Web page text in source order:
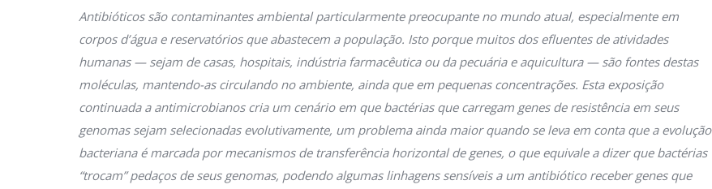
Antibióticos são contaminantes ambiental particularmente preocupante no mundo atual, especialmente em
corpos d’água e reservatórios que abastecem a população. Isto porque muitos dos efluentes de atividades
humanas — sejam de casas, hospitais, indústria farmacêutica ou da pecuária e aquicultura — são fontes destas
moléculas, mantendo-as circulando no ambiente, ainda que em pequenas concentrações. Esta exposição
continuada a antimicrobianos cria um cenário em que bactérias que carregam genes de resistência em seus
genomas sejam selecionadas evolutivamente, um problema ainda maior quando se leva em conta que a evolução
bacteriana é marcada por mecanismos de transferência horizontal de genes, o que equivale a dizer que bactérias
“trocam” pedaços de seus genomas, podendo algumas linhagens sensíveis a um antibiótico receber genes que